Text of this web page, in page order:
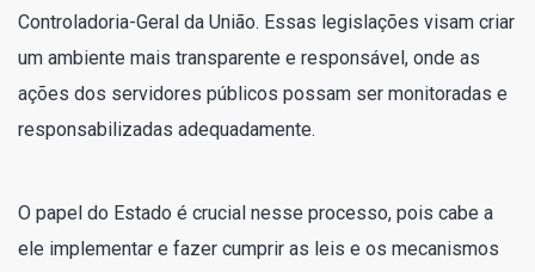
Controladoria-Geral da União. Essas legislações visam criar
um ambiente mais transparente e responsável, onde as
ações dos servidores públicos possam ser monitoradas e
responsabilizadas adequadamente.
O papel do Estado é crucial nesse processo, pois cabe a
ele implementar e fazer cumprir as leis e os mecanismos